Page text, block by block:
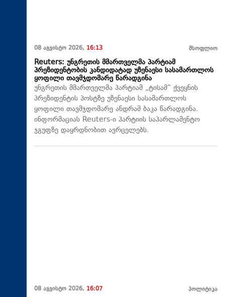
08 აგვისტო 2026, 16:13 მსოფლიო
Reuters: უნგრეთის მმართველმა პარტიამ
პრეზიდენტობის კანდიდატად უზენაესი სასამართლოს
ყოფილი თავმჯდომარე წარადგინა
უნგრეთის მმართველმა პარტიამ „ტისამ“ ქვეყნის
პრეზიდენტის პოსტზე უზენაესი სასამართლოს
ყოფილი თავმჯდომარე ანდრაშ ბაკა წარადგინა.
ინფორმაციას Reuters-ი პარტიის საპარლამენტო
ჯგუფზე დაყრდნობით ავრცელებს.
08 აგვისტო 2026, 16:07 პოლიტიკა